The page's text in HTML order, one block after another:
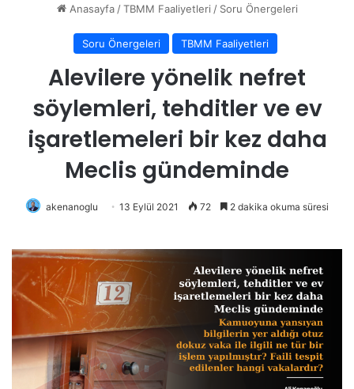
Anasayfa / TBMM Faaliyetleri / Soru Önergeleri
Soru Önergeleri TBMM Faaliyetleri
Alevilere yönelik nefret
söylemleri, tehditler ve ev
işaretlemeleri bir kez daha
Meclis gündeminde
akenanoglu 13 Eylül 2021 72 2 dakika okuma süresi